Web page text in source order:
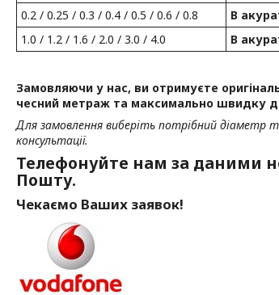
0.2 / 0.25 / 0.3 / 0.4 / 0.5 / 0.6 / 0.8
В
1.0 / 1.2 / 1.6 / 2.0 / 3.0 / 4.0
В
Замовляючи у нас, ви отримуєте
чесний метраж та максимально швидку
Для замовлення виберіть потрібний
консультації.
Телефонуйте нам за даними
Пошту.
Чекаємо Ваших заявок!